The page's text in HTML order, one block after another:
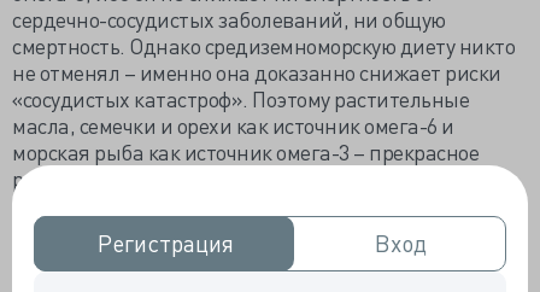
Регистрация
Регистрация Вход
Вход
сердечно-сосудистых заболеваний, ни общую
смертность. Однако средиземноморскую диету никто
не отменял – именно она доказанно снижает риски
«сосудистых катастроф». Поэтому растительные
масла, семечки и орехи как источник омега-6 и
морская рыба как источник омега-3 – прекрасное
решение для счастливого мозга.
Насыщенные жиры, которые содержатся в молочных
продуктах и мясе, также не стоит списывать со счетов.